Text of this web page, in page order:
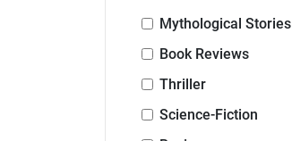
Mythological Stories
Book Reviews
Thriller
Science-Fiction